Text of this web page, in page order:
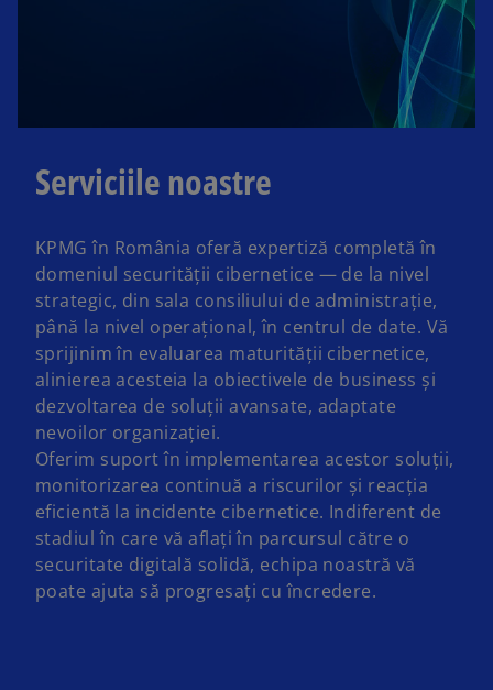
e
o
Serviciile noastre
KPMG în România oferă expertiză completă în
domeniul securității cibernetice — de la nivel
strategic, din sala consiliului de administrație,
până la nivel operațional, în centrul de date. Vă
sprijinim în evaluarea maturității cibernetice,
alinierea acesteia la obiectivele de business și
dezvoltarea de soluții avansate, adaptate
nevoilor organizației.
Oferim suport în implementarea acestor soluții,
monitorizarea continuă a riscurilor și reacția
eficientă la incidente cibernetice. Indiferent de
stadiul în care vă aflați în parcursul către o
securitate digitală solidă, echipa noastră vă
poate ajuta să progresați cu încredere.